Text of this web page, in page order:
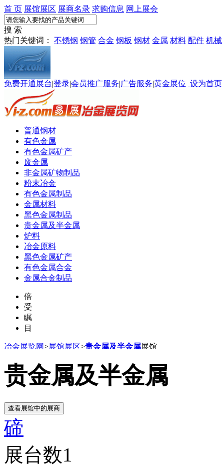
首 页 展馆展区 展商名录 求购信息 网上展会
搜 索
热门关键词： 不锈钢 钢管 合金 钢板 钢材 金属 材料 配件 机械
免费开通展台|登录|会员推广服务|广告服务|黄金展位 设为首页
普通钢材
有色金属
有色金属矿产
废金属
非金属矿物制品
粉末冶金
有色金属制品
金属材料
黑色金属制品
贵金属及半金属
炉料
冶金原料
黑色金属矿产
有色金属合金
金属合金制品
倍
受
瞩
目
冶金展览网>展馆展区>贵金属及半金属展馆
贵金属及半金属
碲
展台数1